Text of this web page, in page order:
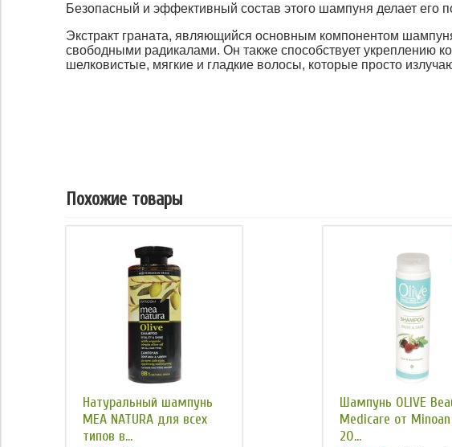
Безопасный и эффективный состав этого шампуня делает его
Экстракт граната, являющийся основным компонентом
свободными радикалами. Он также способствует укреплению
шелковистые, мягкие и гладкие волосы, которые просто
Похожие товары
Натуральный шампунь
MEA NATURA для всех
типов в...
Шампунь OLIVE
Medicare от
20...